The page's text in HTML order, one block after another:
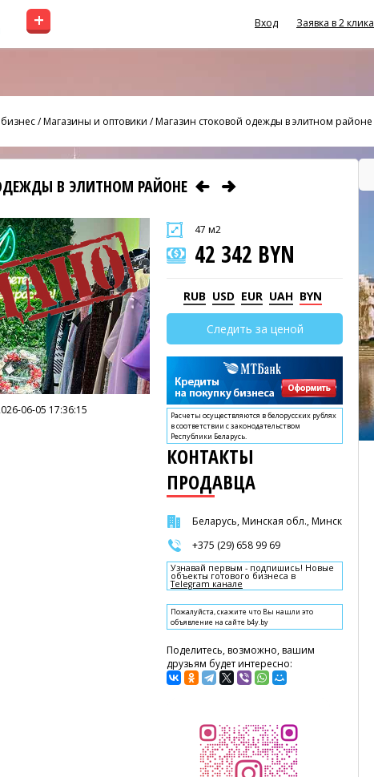
+ Вход Заявка в 2 клика
/Магазины и оптовики /Магазин стоковой одежды в элитном районе
В ЭЛИТНОМ РАЙОНЕ
06-05 17:36:15
47 м2
42 342 BYN
RUB USD EUR UAH BYN
Следить за ценой
Расчеты осуществляются в белорусских рублях
в соответствии с законодательством
Республики Беларусь.
КОНТАКТЫ
ПРОДАВЦА
Беларусь, Минская обл., Минск
+375 (29) 658 99 69
Узнавай первым - подпишись! Новые
объекты готового бизнеса в
Telegram канале
Пожалуйста, скажите что Вы нашли это
объявление на сайте b4y.by
Поделитесь, возможно, вашим
друзьям будет интересно: